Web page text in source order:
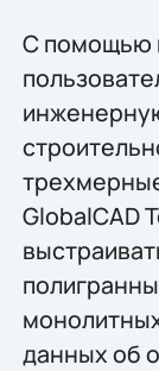
С помощью
GlobalCAD
данных об